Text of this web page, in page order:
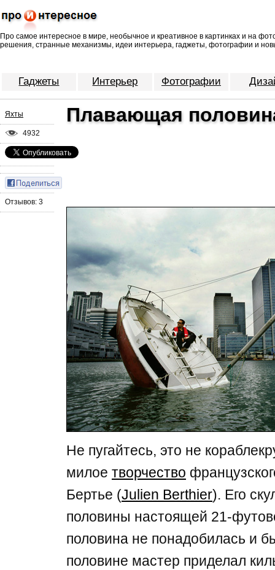
Про самое интересное в мире, необычное и креативное в картинках и на
решения, странные механизмы, идеи интерьера, гаджеты, фотографии и
Гаджеты Интерьер Фотографии
Яхты
4932
Отзывов: 3
Плавающая
Не пугайтесь, это не
милое творчество
Бертье (Julien Berthier). Его
половины настоящей 21-
половина не понадобилась и
половине мастер приделал